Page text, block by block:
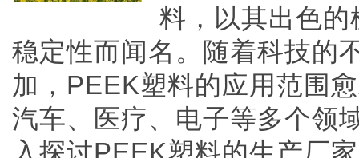
料，以其出色
稳定性而闻名。随着科技的
加，PEEK塑料的应用范围
汽车、医疗、电子等多个领